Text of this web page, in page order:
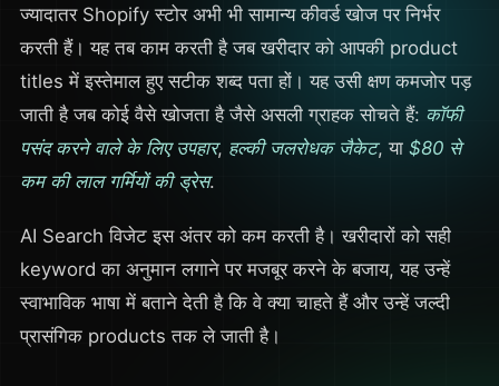
ज्यादातर Shopify स्टोर अभी भी सामान्य कीवर्ड खोज पर निर्भर
करती हैं। यह तब काम करती है जब खरीदार को आपकी product
titles में इस्तेमाल हुए सटीक शब्द पता हों। यह उसी क्षण कमजोर पड़
जाती है जब कोई वैसे खोजता है जैसे असली ग्राहक सोचते हैं: कॉफी
पसंद करने वाले के लिए उपहार, हल्की जलरोधक जैकेट, या $80 से
कम की लाल गर्मियों की ड्रेस.
AI Search विजेट इस अंतर को कम करती है। खरीदारों को सही
keyword का अनुमान लगाने पर मजबूर करने के बजाय, यह उन्हें
स्वाभाविक भाषा में बताने देती है कि वे क्या चाहते हैं और उन्हें जल्दी
प्रासंगिक products तक ले जाती है।